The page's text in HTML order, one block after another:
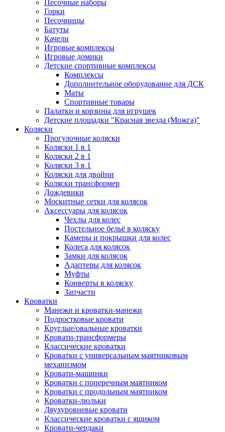
Песочные наборы
Горки
Песочницы
Батуты
Качели
Игровые комплексы
Игровые домики
Детские спортивные комплексы
Комплексы
Дополнительное оборудование для ДСК
Маты
Спортивные товары
Палатки и корзины для игрушек
Детские площадки "Красная звезда (Можга)"
Коляски
Прогулочные коляски
Коляски 1 в 1
Коляски 2 в 1
Коляски 3 в 1
Коляски для двойни
Коляски трансформер
Дождевики
Москитные сетки для колясок
Аксессуары для колясок
Чехлы для колес
Постельное бельё в коляску
Камеры и покрышки для колес
Колеса для колясок
Замки для колясок
Адаптеры для колясок
Муфты
Конверты в коляску
Запчасти
Кроватки
Манежи и кроватки-манежи
Подростковые кровати
Круглые/овальные кроватки
Кровати-трансформеры
Классические кроватки
Кроватки с универсальным маятниковым
механизмом
Кровати-машинки
Кроватки с поперечным маятником
Кроватки с продольным маятником
Кроватки-люльки
Двухуровневые кровати
Классические кроватки с ящиком
Кровати-чердаки